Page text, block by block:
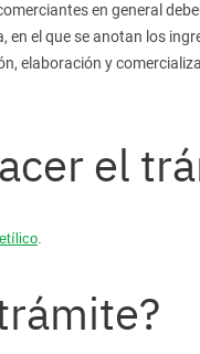
en general
el que se anotan los
elaboración y
el
.